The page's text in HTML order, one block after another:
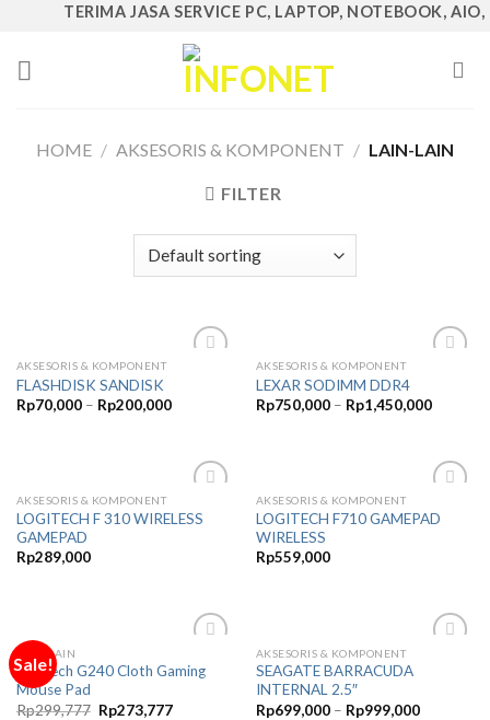
content
TERIMA JASA SERVICE PC, LAPTOP, NOTEBOOK,
HOME / AKSESORIS & KOMPONENT / LAIN-LAIN
FILTER
AKSESORIS & KOMPONENT
FLASHDISK SANDISK
Rp70,000– Rp200,000
AKSESORIS & KOMPONENT
LEXAR SODIMM DDR4
Rp750,000– Rp1,450,000
Wishlist
AKSESORIS & KOMPONENT
LOGITECH F 310 WIRELESS
GAMEPAD
Rp289,000
Wishlist
AKSESORIS & KOMPONENT
LOGITECH F710 GAMEPAD
WIRELESS
Rp559,000
Sale!
Wishlist
LAIN-LAIN
Logitech G240 Cloth Gaming
Mouse Pad
Rp299,777 Original
Rp273,777Current
AKSESORIS & KOMPONENT
SEAGATE BARRACUDA
INTERNAL 2.5″
Rp699,000– Rp999,000